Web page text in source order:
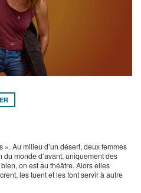
». Au milieu d’un désert, deux femmes
monde d’avant, uniquement des
on est au théâtre. Alors elles
les tuent et les font servir à autre